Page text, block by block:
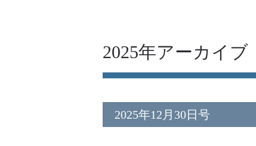
2025年アーカイブ
2025年12月30日号